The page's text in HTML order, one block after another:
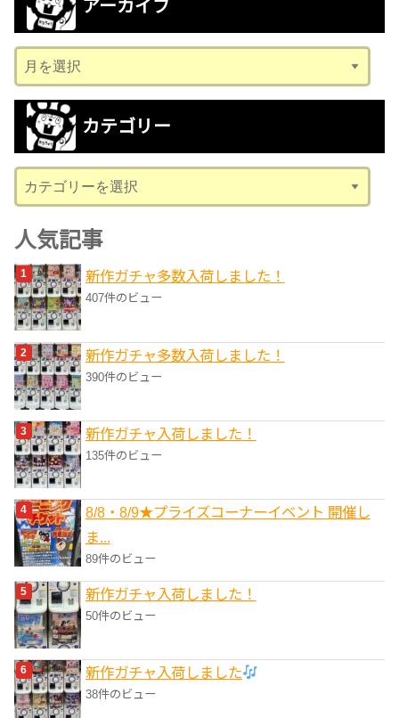
アーカイブ
ー
カ
ブ
カテゴリー
テ
ゴ
リ
ー
人気記事
新作ガチャ多数入荷しました！
407件のビュー
新作ガチャ多数入荷しました！
390件のビュー
新作ガチャ入荷しました！
135件のビュー
8/8・8/9★プライズコーナーイベント 開催し
ま...
89件のビュー
新作ガチャ入荷しました！
50件のビュー
新作ガチャ入荷しました
38件のビュー